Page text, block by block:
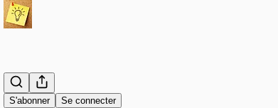
S'abonner Se connecter